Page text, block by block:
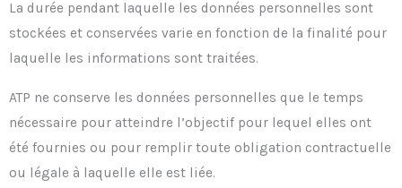
La durée pendant laquelle les données personnelles sont
stockées et conservées varie en fonction de la finalité pour
laquelle les informations sont traitées.
ATP ne conserve les données personnelles que le temps
nécessaire pour atteindre l’objectif pour lequel elles ont
été fournies ou pour remplir toute obligation contractuelle
ou légale à laquelle elle est liée.